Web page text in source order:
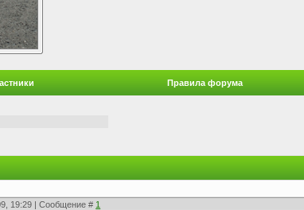
Правила форума
19:29 | Сообщение # 1